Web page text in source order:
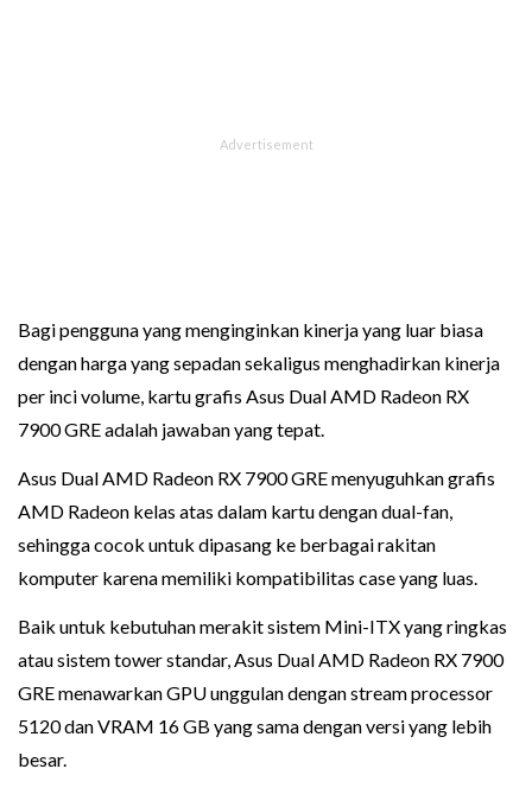
Bagi pengguna yang menginginkan kinerja yang luar biasa
dengan harga yang sepadan sekaligus menghadirkan kinerja
per inci volume, kartu grafis Asus Dual AMD Radeon RX
7900 GRE adalah jawaban yang tepat.
Asus Dual AMD Radeon RX 7900 GRE menyuguhkan grafis
AMD Radeon kelas atas dalam kartu dengan dual-fan,
sehingga cocok untuk dipasang ke berbagai rakitan
komputer karena memiliki kompatibilitas case yang luas.
Baik untuk kebutuhan merakit sistem Mini-ITX yang ringkas
atau sistem tower standar, Asus Dual AMD Radeon RX 7900
GRE menawarkan GPU unggulan dengan stream processor
5120 dan VRAM 16 GB yang sama dengan versi yang lebih
besar.